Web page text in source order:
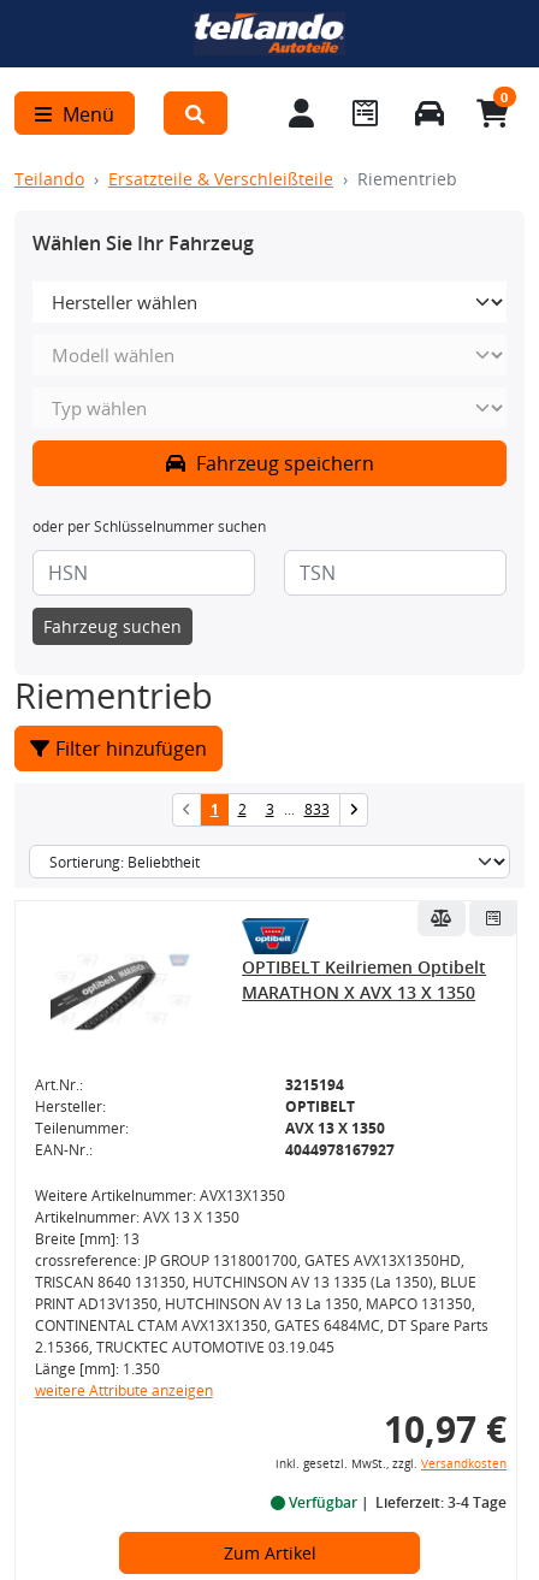
Menü
0
Teilando Ersatzteile & Verschleißteile Riementrieb
Wählen Sie Ihr Fahrzeug
Fahrzeug speichern
oder per Schlüsselnummer suchen
Fahrzeug suchen
Riementrieb
Filter hinzufügen
1 2 3 ... 833
OPTIBELT Keilriemen Optibelt
MARATHON X AVX 13 X 1350
Art.Nr.:
3215194
Hersteller:
OPTIBELT
Teilenummer:
AVX 13 X 1350
EAN-Nr.:
4044978167927
Weitere Artikelnummer: AVX13X1350
Artikelnummer: AVX 13 X 1350
Breite [mm]: 13
crossreference: JP GROUP 1318001700, GATES AVX13X1350HD,
TRISCAN 8640 131350, HUTCHINSON AV 13 1335 (La 1350), BLUE
PRINT AD13V1350, HUTCHINSON AV 13 La 1350, MAPCO 131350,
CONTINENTAL CTAM AVX13X1350, GATES 6484MC, DT Spare Parts
2.15366, TRUCKTEC AUTOMOTIVE 03.19.045
Länge [mm]: 1.350
weitere Attribute anzeigen
10,97 €
inkl. gesetzl. MwSt., zzgl. Versandkosten
Verfügbar Lieferzeit: 3-4 Tage
Zum Artikel